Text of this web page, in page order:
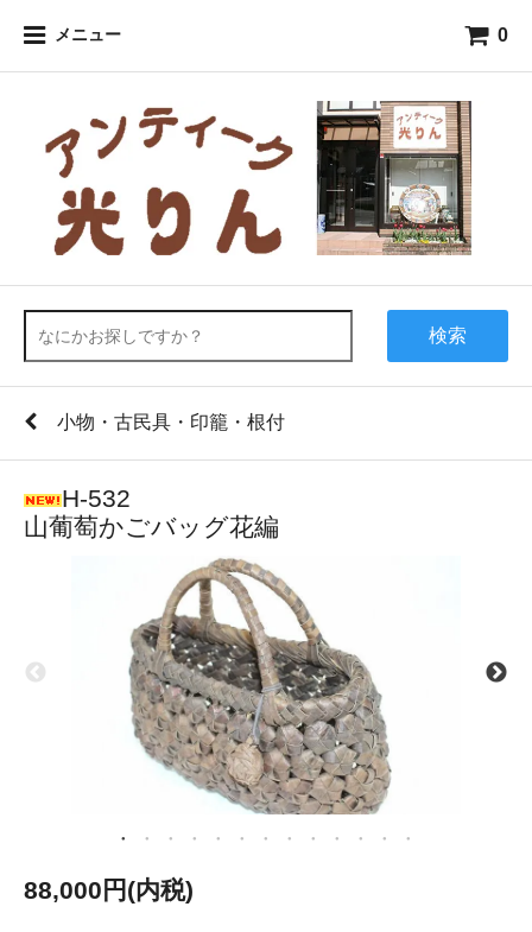
メニュー 0
検索
小物・古民具・印籠・根付
H-532
山葡萄かごバッグ花編
88,000円(内税)